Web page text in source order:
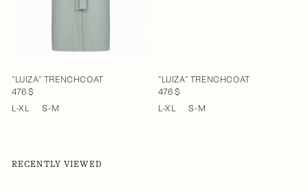
"LUIZA" TRENCHCOAT
476 $
L-XL
S-M
"LUIZA" TRENCHCOAT
476 $
L-XL
S-M
RECENTLY VIEWED